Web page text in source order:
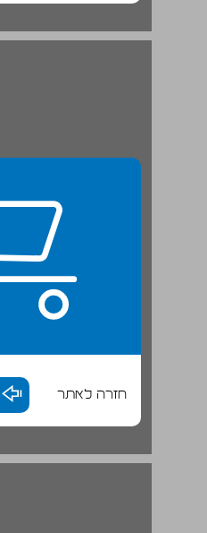
חזרה לאתר